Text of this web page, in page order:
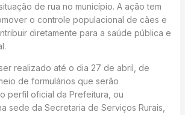
de rua no município. A ação tem
o controle populacional de cães e
diretamente para a saúde pública e
realizado até o dia 27 de abril, de
de formulários que serão
perfil oficial da Prefeitura, ou
sede da Secretaria de Serviços Rurais,